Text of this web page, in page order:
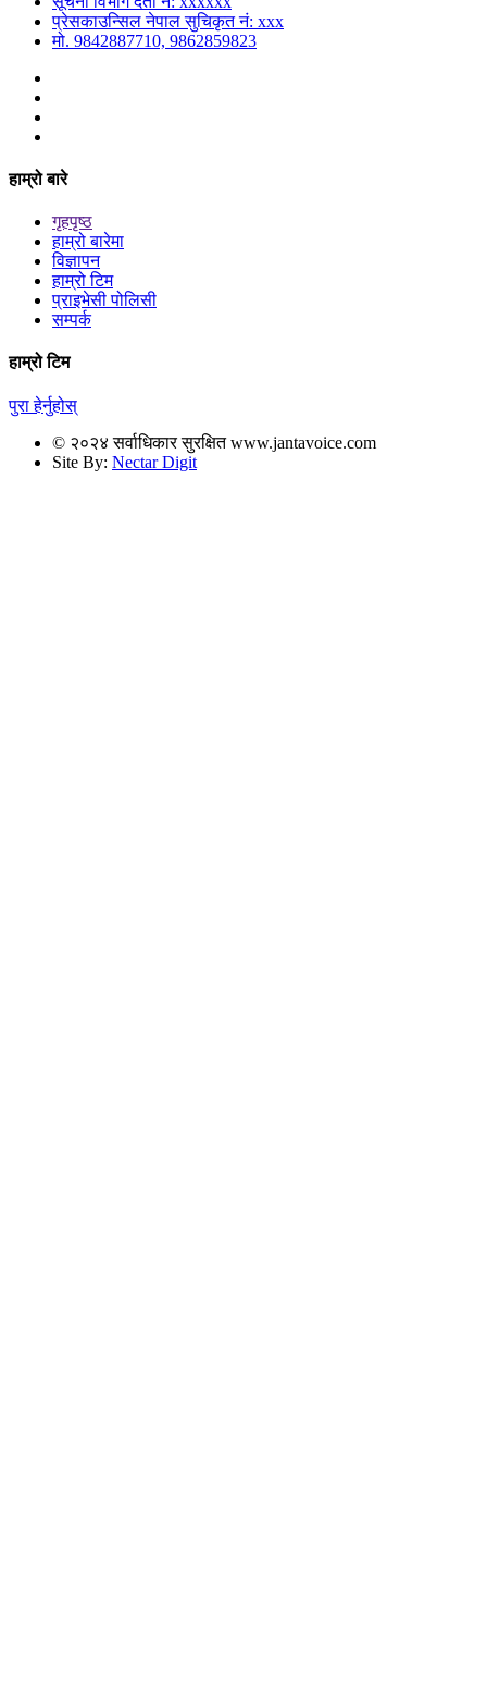
प्रेसकाउन्सिल नेपाल सुचिकृत नं: xxx
मो. 9842887710, 9862859823
हाम्रो बारे
गृहपृष्ठ
हाम्रो बारेमा
विज्ञापन
हाम्रो टिम
प्राइभेसी पोलिसी
सम्पर्क
हाम्रो टिम
पुरा हेर्नुहोस्
© २०२४ सर्वाधिकार सुरक्षित www.jantavoice.com
Site By: Nectar Digit